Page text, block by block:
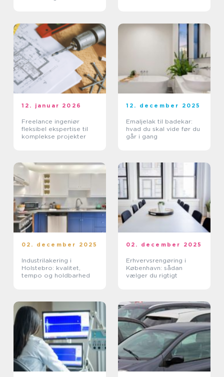
12. januar 2026
Freelance ingeniør
fleksibel ekspertise til
komplekse projekter
12. december 2025
Emaljelak til badekar:
hvad du skal vide før du
går i gang
02. december 2025
Industrilakering i
Holstebro: kvalitet,
tempo og holdbarhed
02. december 2025
Erhvervsrengøring i
København: sådan
vælger du rigtigt